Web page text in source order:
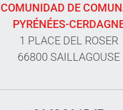
COMUNIDAD DE
PYRÉNÉES-
1 PLACE DEL ROSER
66800 SAILLAGOUSE